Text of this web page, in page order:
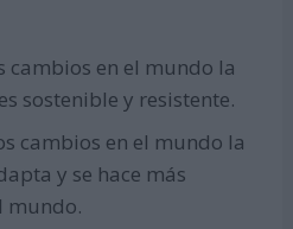
cambios en el mundo la
sostenible y resistente.
cambios en el mundo la
y se hace más
mundo.